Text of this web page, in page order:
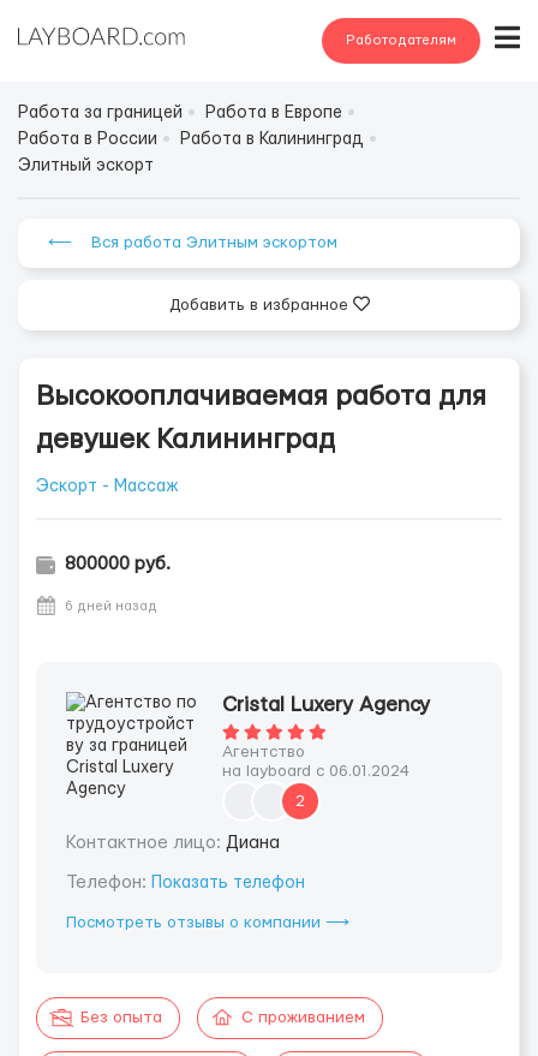
Работодателям
Работа за границей
Работа в Европе
Работа в России
Работа в Калининград
Элитный эскорт
⟵ Вся работа Элитным эскортом
Добавить в избранное
Высокооплачиваемая работа для
девушек Калининград
Эскорт - Массаж
800000 руб.
6 дней назад
Cristal Luxery Agency
Агентство
на layboard с 06.01.2024
2
Контактное лицо: Диана
Телефон: Показать телефон
Посмотреть отзывы о компании ⟶
Без опыта С проживанием